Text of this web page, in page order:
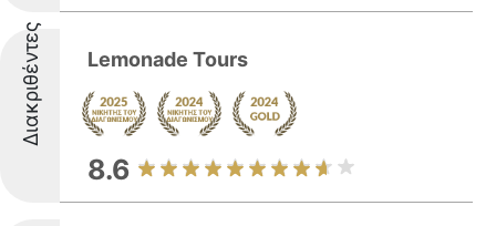
Διακριθέντες Lemonade Tours
8.6